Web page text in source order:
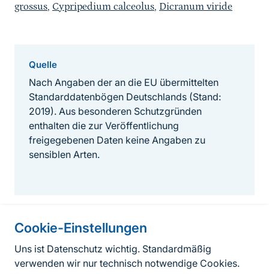
Cookie-Einstellungen
Uns ist Datenschutz wichtig. Standardmäßig
verwenden wir nur technisch notwendige Cookies.
grossus, Cypripedium calceolus, Dicranum viride
Quelle
Nach Angaben der an die EU übermittelten
Standarddatenbögen Deutschlands (Stand:
2019). Aus besonderen Schutzgründen
enthalten die zur Veröffentlichung
freigegebenen Daten keine Angaben zu
sensiblen Arten.
Informationen zur Seite
FußzeileKontakt zum BfN